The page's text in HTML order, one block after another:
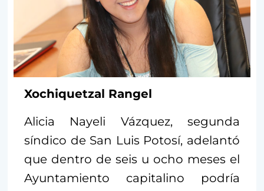
Xochiquetzal Rangel
Alicia Nayeli Vázquez, segunda
síndico de San Luis Potosí, adelantó
que dentro de seis u ocho meses el
Ayuntamiento capitalino podría